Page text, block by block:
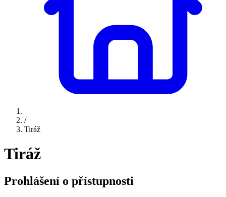
/
Tiráž
Tiráž
Prohlášení o přístupnosti